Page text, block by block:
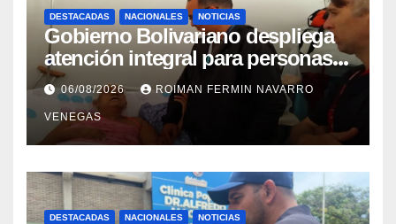
DESTACADAS NACIONALES NOTICIAS
Gobierno Bolivariano despliega
atención integral para personas
con discapacidad en
campamentos de La Guaira
06/08/2026 ROIMAN FERMIN NAVARRO
VENEGAS
DESTACADAS NACIONALES NOTICIAS